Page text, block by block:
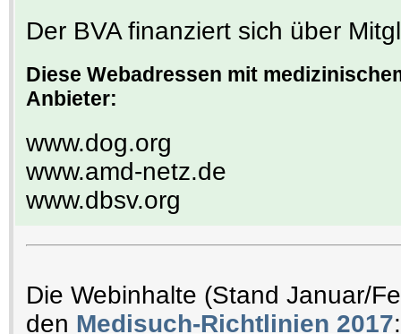
Der BVA finanziert sich über
Diese Webadressen mit
Anbieter:
www.dog.org
www.amd-netz.de
www.dbsv.org
Die Webinhalte (Stand Januar/
den Medisuch-Richtlinien 2017: